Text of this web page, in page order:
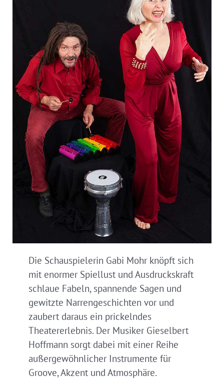
Die Schauspielerin Gabi Mohr knöpft sich
mit enormer Spiellust und Ausdruckskraft
schlaue Fabeln, spannende Sagen und
gewitzte Narrengeschichten vor und
zaubert daraus ein prickelndes
Theatererlebnis. Der Musiker Gieselbert
Hoffmann sorgt dabei mit einer Reihe
außergewöhnlicher Instrumente für
Groove, Akzent und Atmosphäre.